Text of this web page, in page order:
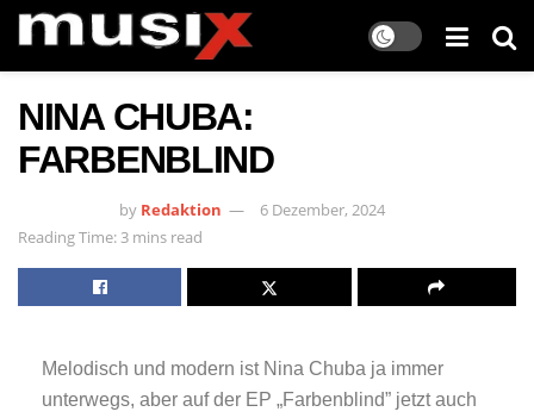
NINA CHUBA:
FARBENBLIND
by Redaktion
6 Dezember, 2024
Reading Time: 3 mins read
Melodisch und modern ist Nina Chuba ja immer
unterwegs, aber auf der EP „Farbenblind” jetzt auch